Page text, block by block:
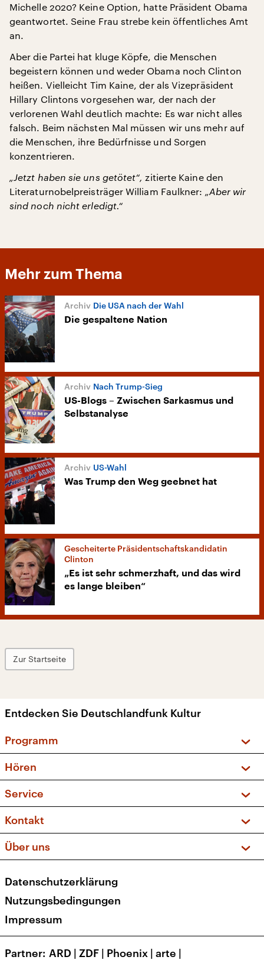
Michelle 2020? Keine Option, hatte Präsident Obama
geantwortet. Seine Frau strebe kein öffentliches Amt
an.
Aber die Partei hat kluge Köpfe, die Menschen
begeistern können und weder Obama noch Clinton
heißen. Vielleicht Tim Kaine, der als Vizepräsident
Hillary Clintons vorgesehen war, der nach der
verlorenen Wahl deutlich machte: Es war nicht alles
falsch. Beim nächsten Mal müssen wir uns mehr auf
die Menschen, ihre Bedürfnisse und Sorgen
konzentrieren.
„Jetzt haben sie uns getötet“, zitierte Kaine den
Literaturnobelpreisträger William Faulkner: „Aber wir
sind noch nicht erledigt.“
Mehr zum Thema
Die USA nach der Wahl
Die gespaltene Nation
Nach Trump-Sieg
US-Blogs – Zwischen Sarkasmus und
Selbstanalyse
US-Wahl
Was Trump den Weg geebnet hat
Gescheiterte Präsidentschaftskandidatin
Clinton
„Es ist sehr schmerzhaft, und das wird
es lange bleiben“
Zur Startseite
Entdecken Sie Deutschlandfunk Kultur
Programm
Sendungen und Podcasts
Musikliste
Kakadu – Das Kinderprogramm
Hören
Frequenzen (UKW + DAB+)
Service
FAQ
Apps
Newsletter
Veranstaltungen
Kontakt
Social Media
Über uns
Presse
Karriere
Transparenz
Datenschutzerklärung
Nutzungsbedingungen
Impressum
Partner ARD | ZDF | Phoenix | arte |